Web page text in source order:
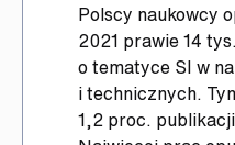
Polscy naukowcy
2021 prawie 14
o tematyce SI w
i technicznych.
1,2 proc.